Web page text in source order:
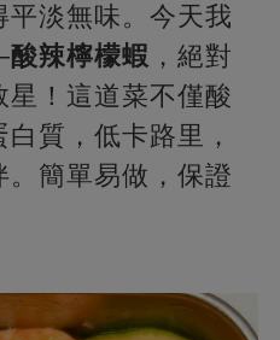
平淡無味。今天我
酸辣檸檬蝦 ，絕對
！這道菜不僅酸
質，低卡路里，
簡單易做，保證